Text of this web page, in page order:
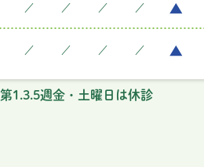
／ ／ ／ ／
／ ／ ／ ／
第1.3.5週金・土曜日は休診